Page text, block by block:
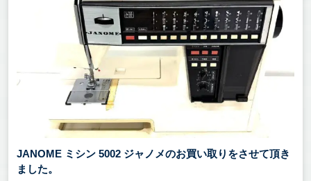
JANOME ミシン 5002 ジャノメのお買い取りをさせて頂き
ました。